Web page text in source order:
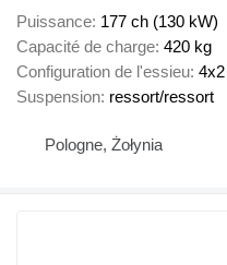
Puissance 177 ch (130 kW)
Capacité de charge 420 kg
Configuration de l'essieu 4x2
Suspension ressort/ressort
Pologne, Żołynia